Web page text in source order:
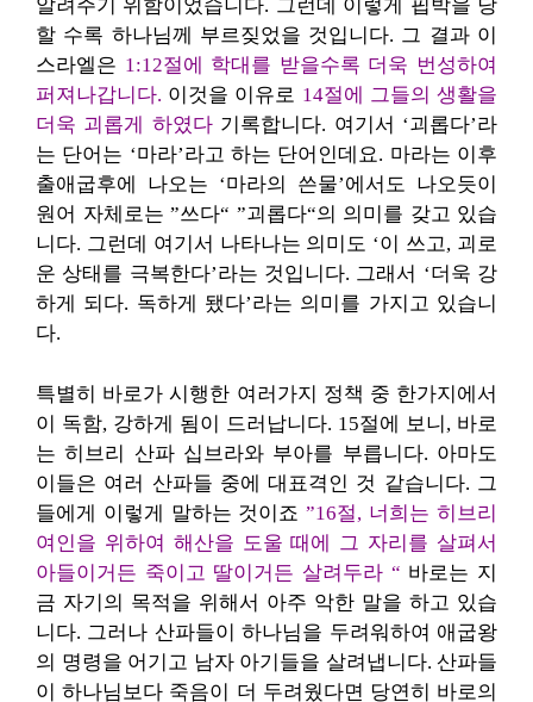
알려주기 위함이었습니다. 그런데 이렇게 핍박을 당
할 수록 하나님께 부르짖었을 것입니다. 그 결과 이
스라엘은 1:12절에 학대를 받을수록 더욱 번성하여
퍼져나갑니다. 이것을 이유로 14절에 그들의 생활을
더욱 괴롭게 하였다기록합니다. 여기서 ‘괴롭다’라
는 단어는 ‘마라’라고 하는 단어인데요. 마라는 이후
출애굽후에 나오는 ‘마라의 쓴물’에서도 나오듯이
원어 자체로는 ”쓰다“ ”괴롭다“의 의미를 갖고 있습
니다. 그런데 여기서 나타나는 의미도 ‘이 쓰고, 괴로
운 상태를 극복한다’라는 것입니다. 그래서 ‘더욱 강
하게 되다. 독하게 됐다’라는 의미를 가지고 있습니
다.
특별히 바로가 시행한 여러가지 정책 중 한가지에서
이 독함, 강하게 됨이 드러납니다. 15절에 보니, 바로
는 히브리 산파 십브라와 부아를 부릅니다. 아마도
이들은 여러 산파들 중에 대표격인 것 같습니다. 그
들에게 이렇게 말하는 것이죠”16절, 너희는 히브리
여인을 위하여 해산을 도울 때에 그 자리를 살펴서
아들이거든 죽이고 딸이거든 살려두라 “ 바로는 지
금 자기의 목적을 위해서 아주 악한 말을 하고 있습
니다. 그러나 산파들이 하나님을 두려워하여 애굽왕
의 명령을 어기고 남자 아기들을 살려냅니다. 산파들
이 하나님보다 죽음이 더 두려웠다면 당연히 바로의